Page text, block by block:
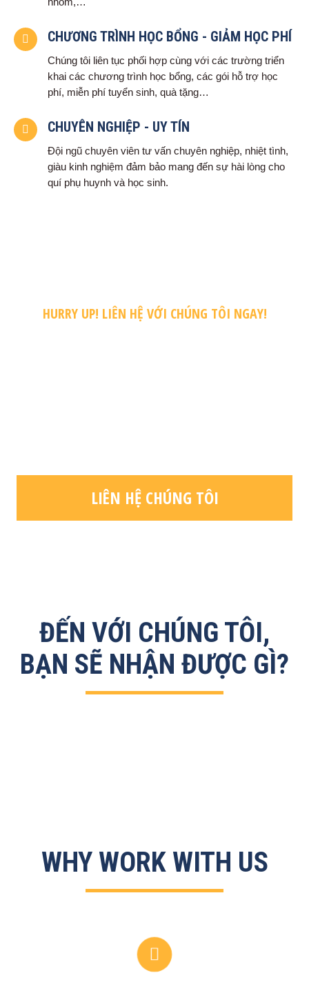
CHƯƠNG TRÌNH HỌC BỔNG - GIẢM HỌC PHÍ
Chúng tôi liên tục phối hợp cùng với các trường triển
khai các chương trình học bổng, các gói hỗ trợ học
phí, miễn phí tuyển sinh, quà tặng…
CHUYÊN NGHIỆP - UY TÍN
Đội ngũ chuyên viên tư vấn chuyên nghiệp, nhiệt tình,
giàu kinh nghiệm đảm bảo mang đến sự hài lòng cho
quí phụ huynh và học sinh.
HURRY UP! LIÊN HỆ VỚI CHÚNG TÔI NGAY!
LIÊN HỆ CHÚNG TÔI
ĐẾN VỚI CHÚNG TÔI,
BẠN SẼ NHẬN ĐƯỢC GÌ?
WHY WORK WITH US